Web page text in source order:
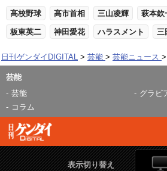
高校野球 高市首相 三山凌輝 萩本欽
板東英二 神田愛花 ハラスメント 三
日刊ゲンダイDIGITAL 芸能 芸能ニュース
芸能
芸能
グラビ
コラム
表示切り替え